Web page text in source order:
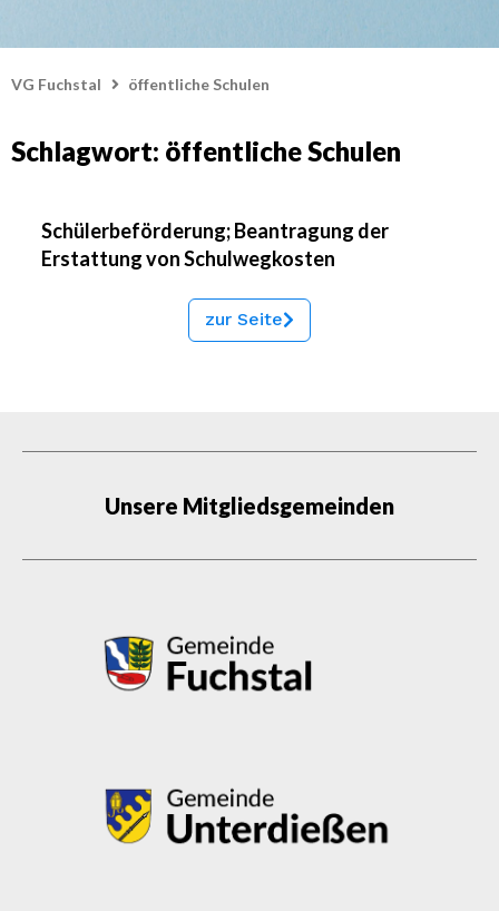
VG Fuchstal öffentliche Schulen
Schlagwort: öffentliche Schulen
Schülerbeförderung; Beantragung der
Erstattung von Schulwegkosten
zur Seite
Unsere Mitgliedsgemeinden